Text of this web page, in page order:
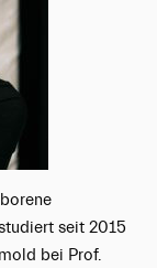
seit 2015
bei Prof.